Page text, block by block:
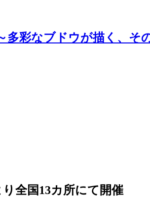
彩なブドウが描く、そ
全国13カ所にて開催